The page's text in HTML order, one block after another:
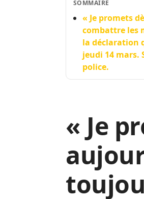
SOMMAIRE
« Je promets
combattre les
la déclaration
jeudi 14 mars.
police.
« Je